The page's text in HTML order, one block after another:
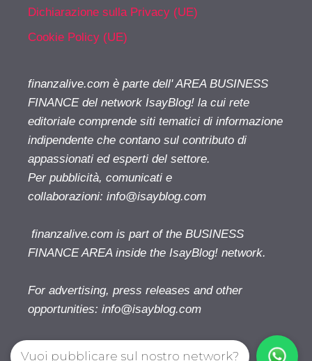
Dichiarazione sulla Privacy (UE)
Cookie Policy (UE)
finanzalive.com è parte dell' AREA BUSINESS
FINANCE del network IsayBlog! la cui rete
editoriale comprende siti tematici di informazione
indipendente che contano sul contributo di
appassionati ed esperti del settore.
Per pubblicità, comunicati e
collaborazioni: info@isayblog.com
finanzalive.com is part of the BUSINESS
FINANCE AREA inside the IsayBlog! network.
For advertising, press releases and other
opportunities: info@isayblog.com
Vuoi pubblicare sul nostro network?